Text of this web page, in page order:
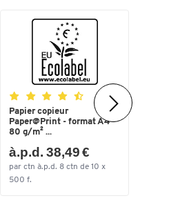
Papier copieur
Paper@Print - format A4 -
80 g/m² ...
à.p.d. 38,49 €
par ctn à.p.d. 8 ctn de 10 x
500 f.